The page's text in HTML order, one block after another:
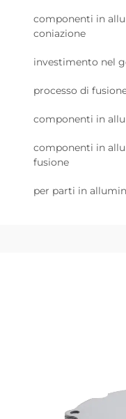
componenti in
coniazione
investimento nel
processo di
componenti in
componenti in
fusione
per parti in